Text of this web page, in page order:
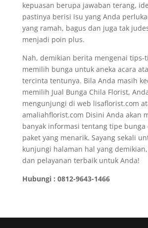
kepuasan berupa jawaban terang,
pastinya berisi isu yang Anda
yang ramah, bagus dan juga tak
menjadi poin plus.
Nah, demikian berita mengenai tips-
memilih bunga untuk aneka acara
tercinta tentunya. Bila Anda masih
memilih Jual Bunga Chila Florist,
mengunjungi di web lisaflorist.com
amaliahflorist.com Disini Anda akan
banyak informasi tentang tipe bunga
paket yang menarik. Sayang sekali
kunjungi halaman hal yang
dan pelayanan terbaik untuk Anda!
Hubungi : 0812-9643-1466